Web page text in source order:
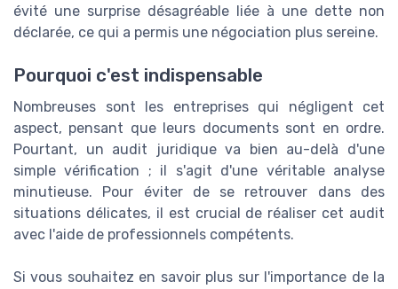
évité une surprise désagréable liée à une dette non
déclarée, ce qui a permis une négociation plus sereine.
Pourquoi c'est indispensable
Nombreuses sont les entreprises qui négligent cet
aspect, pensant que leurs documents sont en ordre.
Pourtant, un audit juridique va bien au-delà d'une
simple vérification ; il s'agit d'une véritable analyse
minutieuse. Pour éviter de se retrouver dans des
situations délicates, il est crucial de réaliser cet audit
avec l'aide de professionnels compétents.
Si vous souhaitez en savoir plus sur l'importance de la